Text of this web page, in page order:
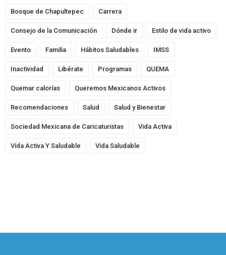
Bosque de Chapultepec Carrera
Consejo de la Comunicación Dónde ir Estilo de vida activo
Evento Familia Hábitos Saludables IMSS
Inactividad Libérate Programas QUEMA
Quemar calorías Queremos Mexicanos Activos
Recomendaciones Salud Salud y Bienestar
Sociedad Mexicana de Caricaturistas Vida Activa
Vida Activa Y Saludable Vida Saludable